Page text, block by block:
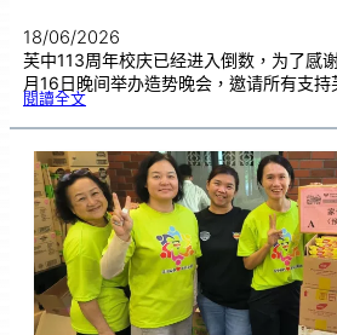
18/06/2026
芙中113周年校庆已经进入倒数，为了感
月16日晚间举办造势晚会，邀请所有支
閱讀全文:芙
1
义
卖
造
势
会
｜
感
恩
广
大
华
社群
众
的
支
持